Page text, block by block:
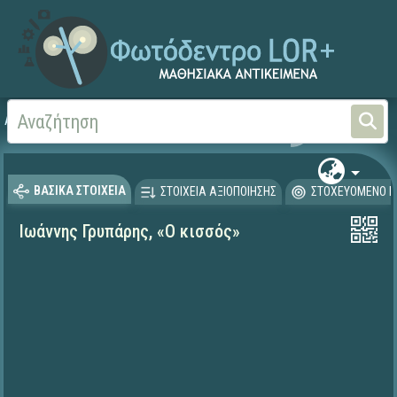
Αρχική Γλώσσα και Λογοτεχνία
ΒΑΣΙΚΑ ΣΤΟΙΧΕΙΑ ΣΤΟΙΧΕΙΑ ΑΞΙΟΠΟΙΗΣΗΣ ΣΤΟΧΕΥΟΜΕΝΟ
Ιωάννης Γρυπάρης, «Ο κισσός»